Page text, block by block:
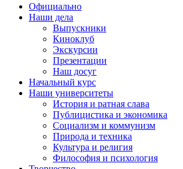
Официально
Наши дела
Выпускники
Киноклуб
Экскурсии
Презентации
Наш досуг
Начальный курс
Наши университеты
История и ратная слава
Публицистика и экономика
Социализм и коммунизм
Природа и техника
Культура и религия
Философия и психология